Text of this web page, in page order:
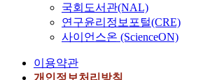
국회도서관(NAL)
연구윤리정보포털(CRE)
사이언스온 (ScienceON)
이용약관